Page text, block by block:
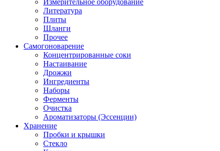
Измерительное оборудование
Литература
Плиты
Шланги
Прочее
Самогоноварение
Концентрированные соки
Настаивание
Дрожжи
Ингредиенты
Наборы
Ферменты
Очистка
Ароматизаторы (Эссенции)
Хранение
Пробки и крышки
Стекло